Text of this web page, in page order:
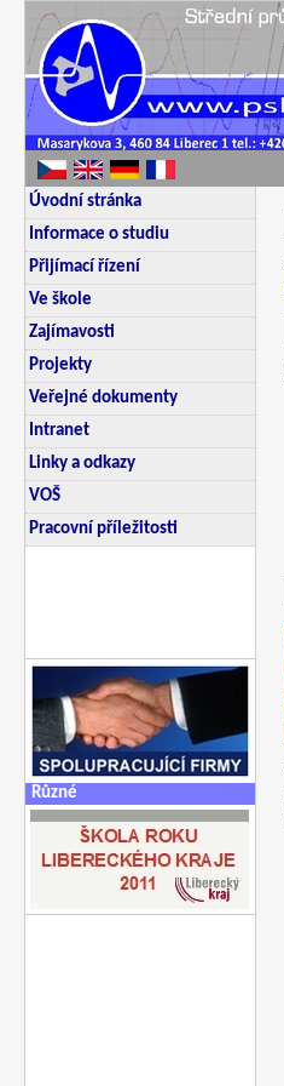
Úvodní stránka
Informace o studiu
Přijímací řízení
Ve škole
Zajímavosti
Projekty
Veřejné dokumenty
Intranet
Linky a odkazy
VOŠ
Pracovní příležitosti
Různé